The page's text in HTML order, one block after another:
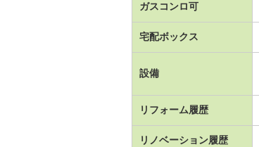
ガスコンロ可
宅配ボックス
設備
リフォーム履歴
リノベーション履歴